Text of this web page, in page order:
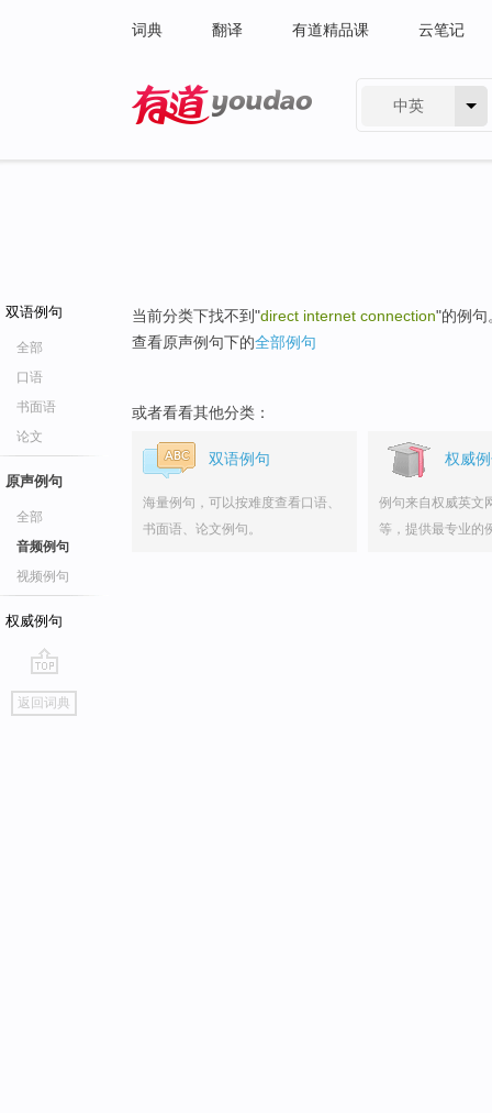
词典 翻译 有道精品课 云笔记
中英
双语例句
全部
口语
书面语
论文
原声例句
全部
音频例句
视频例句
权威例句
go
top
返回词典
当前分类下找不到"direct internet connection"的例句
查看原声例句下的全部例句
或者看看其他分类：
双语例句
海量例句，可以按难度查看口语、
书面语、论文例句。
权威
例句来自权威英文
等，提供最专业的